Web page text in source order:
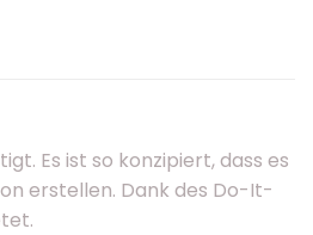
Es ist so konzipiert, dass es
erstellen. Dank des Do-It-